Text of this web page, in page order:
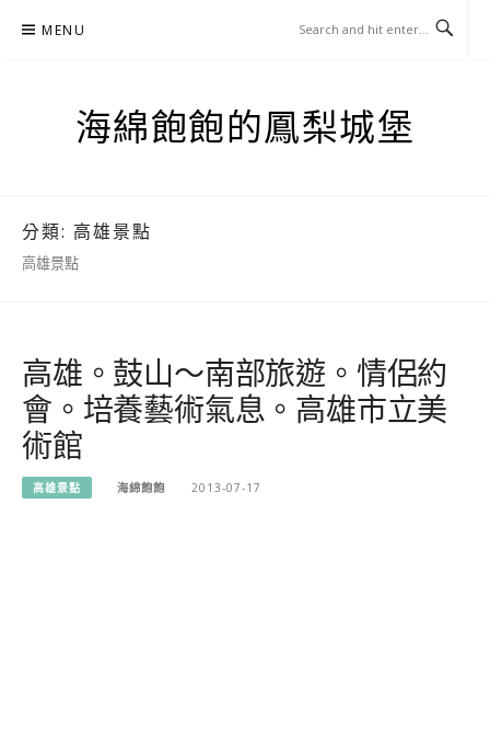
MENU
海綿飽飽的鳳梨城堡
分類: 高雄景點
高雄景點
高雄。鼓山～南部旅遊。情侶約
會。培養藝術氣息。高雄市立美
術館
高雄景點 海綿飽飽 2013-07-17